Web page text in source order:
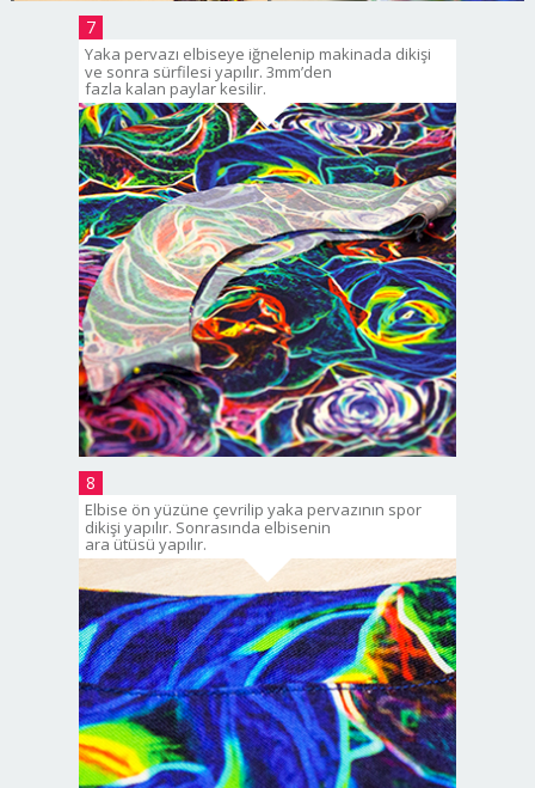
7
Yaka pervazı elbiseye iğnelenip makinada dikişi
ve sonra sürfilesi yapılır. 3mm’den
fazla kalan paylar kesilir.
8
Elbise ön yüzüne çevrilip yaka pervazının spor
dikişi yapılır. Sonrasında elbisenin
ara ütüsü yapılır.